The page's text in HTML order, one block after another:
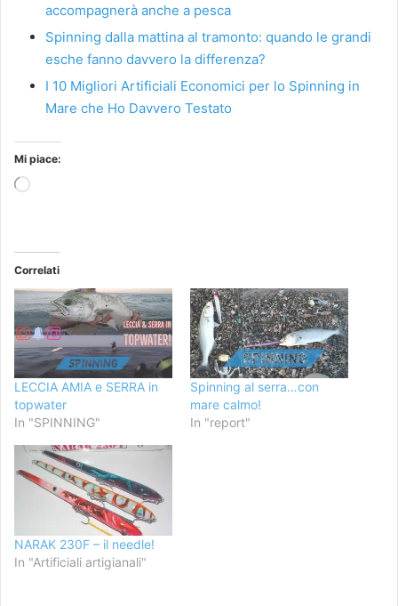
accompagnerà anche a pesca
Spinning dalla mattina al tramonto: quando le grandi
esche fanno davvero la differenza?
I 10 Migliori Artificiali Economici per lo Spinning in
Mare che Ho Davvero Testato
Mi piace:
Caricamento
Correlati
LECCIA AMIA e SERRA in
topwater
In "SPINNING"
Spinning al serra…con
mare calmo!
In "report"
NARAK 230F – il needle!
In "Artificiali artigianali"